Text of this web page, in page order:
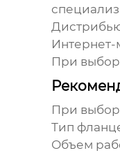
Интернет-
При
При
Тип
Объем